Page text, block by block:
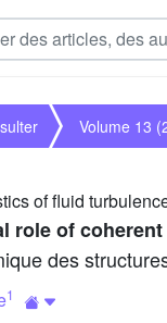
Volume 13
of fluid
role of
des
1